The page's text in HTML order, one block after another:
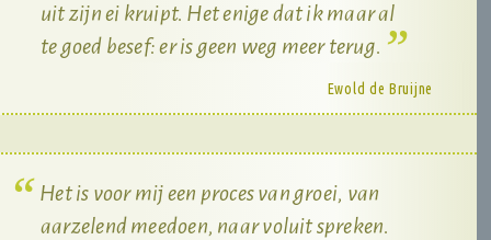
uit zijn ei kruipt. Het enige dat ik maar al
te goed besef: er is geen weg meer terug.
Ewold de Bruijne
Het is voor mij een proces van groei, van
aarzelend meedoen, naar voluit spreken.